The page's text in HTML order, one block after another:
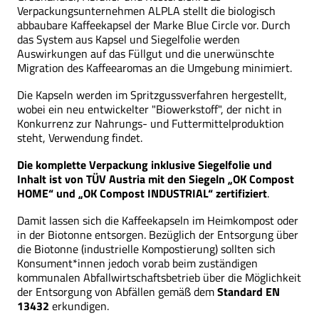
Verpackungsunternehmen ALPLA stellt die biologisch
abbaubare Kaffeekapsel der Marke Blue Circle vor. Durch
das System aus Kapsel und Siegelfolie werden
Auswirkungen auf das Füllgut und die unerwünschte
Migration des Kaffeearomas an die Umgebung minimiert.
Die Kapseln werden im Spritzgussverfahren hergestellt,
wobei ein neu entwickelter "Biowerkstoff", der nicht in
Konkurrenz zur Nahrungs- und Futtermittelproduktion
steht, Verwendung findet.
Die kompletteVerpackung inklusive Siegelfolie und
Inhalt ist von TÜV Austria mit den Siegeln „OK Compost
HOME“ und „OK Compost INDUSTRIAL“ zertifiziert.
Damit lassen sich die Kaffeekapseln im Heimkompost oder
in der Biotonne entsorgen. Bezüglich der Entsorgung über
die Biotonne (industrielle Kompostierung) sollten sich
Konsument*innen jedoch vorab beim zuständigen
kommunalen Abfallwirtschaftsbetrieb über die Möglichkeit
der Entsorgung von Abfällen gemäß demStandard EN
13432 erkundigen.